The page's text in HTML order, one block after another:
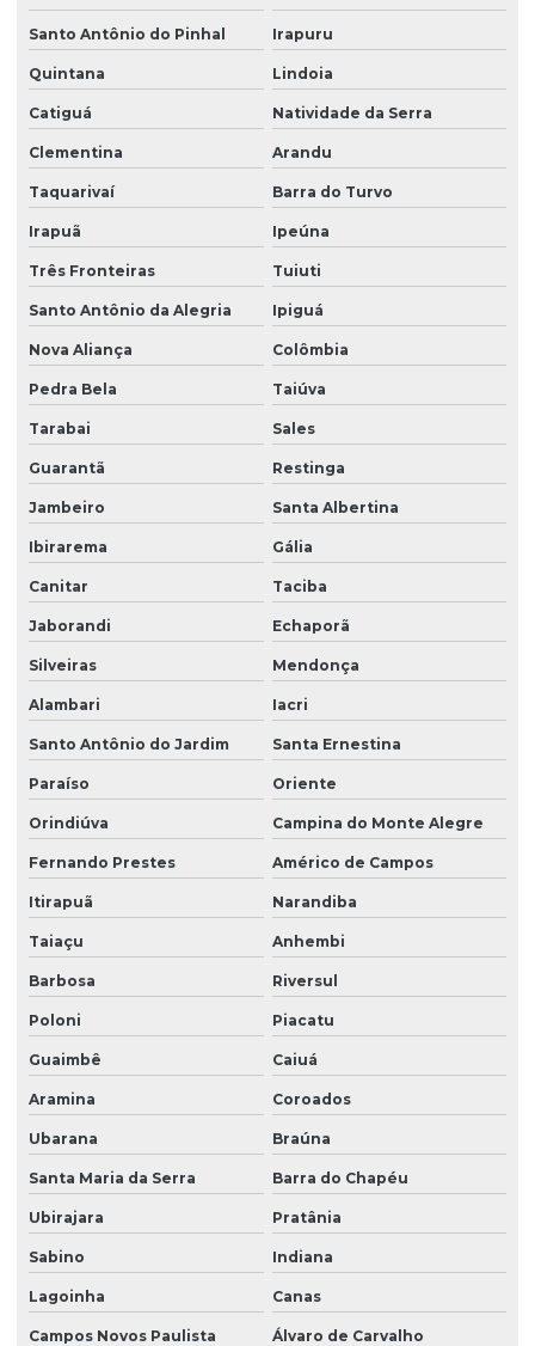
Santo Antônio do Pinhal Irapuru
Quintana Lindoia
Catiguá Natividade da Serra
Clementina Arandu
Taquarivaí Barra do Turvo
Irapuã Ipeúna
Três Fronteiras Tuiuti
Santo Antônio da Alegria Ipiguá
Nova Aliança Colômbia
Pedra Bela Taiúva
Tarabai Sales
Guarantã Restinga
Jambeiro Santa Albertina
Ibirarema Gália
Canitar Taciba
Jaborandi Echaporã
Silveiras Mendonça
Alambari Iacri
Santo Antônio do Jardim Santa Ernestina
Paraíso Oriente
Orindiúva Campina do Monte Alegre
Fernando Prestes Américo de Campos
Itirapuã Narandiba
Taiaçu Anhembi
Barbosa Riversul
Poloni Piacatu
Guaimbê Caiuá
Aramina Coroados
Ubarana Braúna
Santa Maria da Serra Barra do Chapéu
Ubirajara Pratânia
Sabino Indiana
Lagoinha Canas
Campos Novos Paulista Álvaro de Carvalho